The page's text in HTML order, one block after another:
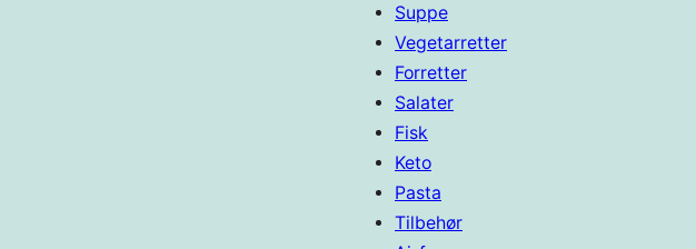
Suppe
Vegetarretter
Forretter
Salater
Fisk
Keto
Pasta
Tilbehør